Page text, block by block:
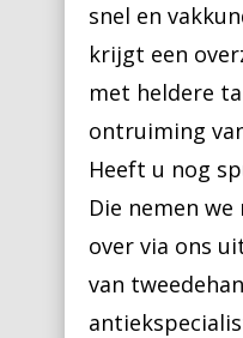
snel en
krijgt een
met heldere
ontruiming
Heeft u nog
Die nemen
over via ons
van